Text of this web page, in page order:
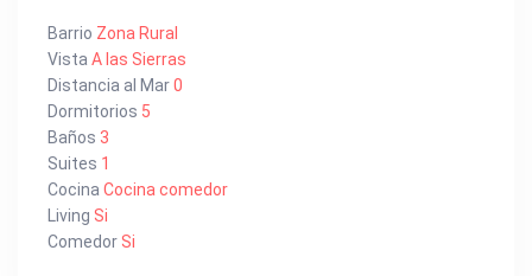
Barrio Zona Rural
Vista A las Sierras
Distancia al Mar0
Dormitorios 5
Baños 3
Suites 1
Cocina Cocina comedor
Living Si
Comedor Si